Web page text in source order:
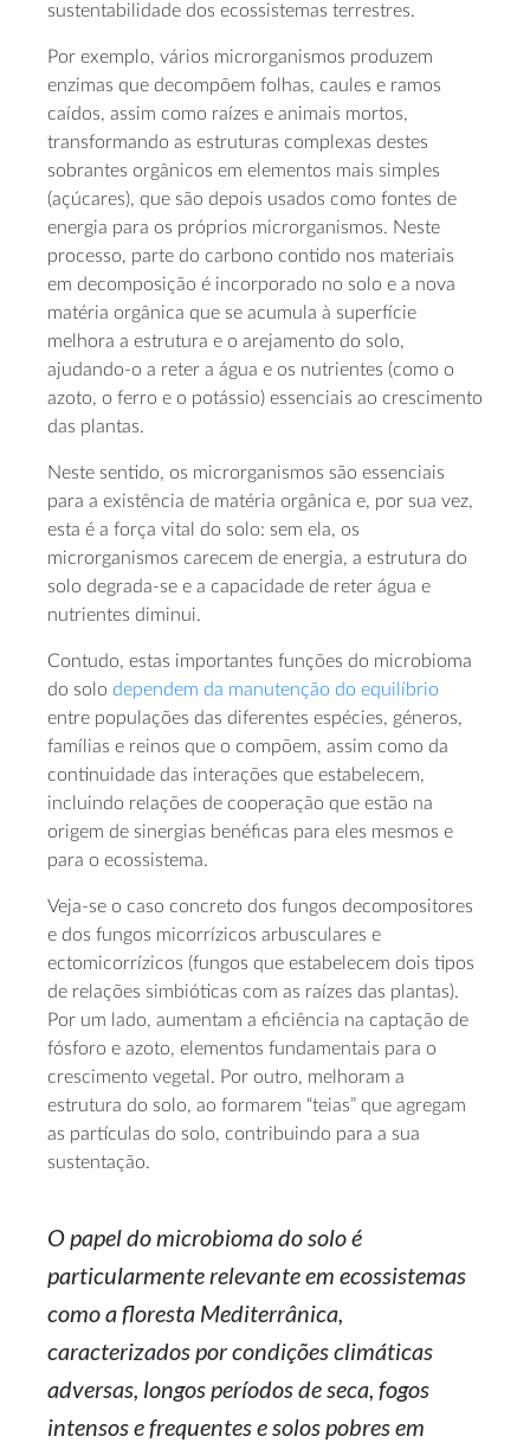
sustentabilidade dos ecossistemas terrestres.
Por exemplo, vários microrganismos produzem
enzimas que decompõem folhas, caules e ramos
caídos, assim como raízes e animais mortos,
transformando as estruturas complexas destes
sobrantes orgânicos em elementos mais simples
(açúcares), que são depois usados como fontes de
energia para os próprios microrganismos. Neste
processo, parte do carbono contido nos materiais
em decomposição é incorporado no solo e a nova
matéria orgânica que se acumula à superfície
melhora a estrutura e o arejamento do solo,
ajudando-o a reter a água e os nutrientes (como o
azoto, o ferro e o potássio) essenciais ao crescimento
das plantas.
Neste sentido, os microrganismos são essenciais
para a existência de matéria orgânica e, por sua vez,
esta é a força vital do solo: sem ela, os
microrganismos carecem de energia, a estrutura do
solo degrada-se e a capacidade de reter água e
nutrientes diminui.
Contudo, estas importantes funções do microbioma
do solo dependem da manutenção do equilíbrio
entre populações das diferentes espécies, géneros,
famílias e reinos que o compõem, assim como da
continuidade das interações que estabelecem,
incluindo relações de cooperação que estão na
origem de sinergias benéficas para eles mesmos e
para o ecossistema.
Veja-se o caso concreto dos fungos decompositores
e dos fungos micorrízicos arbusculares e
ectomicorrízicos (fungos que estabelecem dois tipos
de relações simbióticas com as raízes das plantas).
Por um lado, aumentam a eficiência na captação de
fósforo e azoto, elementos fundamentais para o
crescimento vegetal. Por outro, melhoram a
estrutura do solo, ao formarem “teias” que agregam
as partículas do solo, contribuindo para a sua
sustentação.
O papel do microbioma do solo é
particularmente relevante em ecossistemas
como a floresta Mediterrânica,
caracterizados por condições climáticas
adversas, longos períodos de seca, fogos
intensos e frequentes e solos pobres em